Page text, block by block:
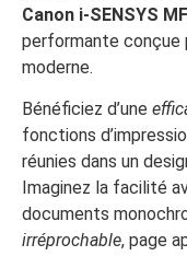
Canon i-SENSYS
performante conçue
moderne.
Bénéficiez d’une
fonctions
réunies dans un
Imaginez la facilité
documents
irréprochable, page